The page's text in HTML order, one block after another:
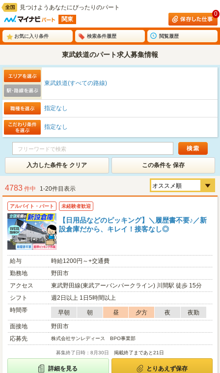
見つけようあなたにぴったりのパート
関東
0
お気に入り条件 検索条件履歴 閲覧履歴
東武鉄道のパート求人募集情報
東武鉄道(すべての路線)
指定なし
指定なし
入力した条件を クリア この条件を 保存
4783 件中 1-20件目表示
アルバイト・パート 未経験者歓迎
【日用品などのピッキング】＼履歴書不要♪／新
設倉庫だから、キレイ！接客なし◎
給与
時給1200円～+交通費
勤務地
野田市
アクセス
東武野田線(東武アーバンパークライン) 川間駅 徒歩 15分
シフト
週2日以上 1日5時間以上
時間帯
早朝 朝 昼 夕方 夜
夜勤
面接地
野田市
応募先
株式会社サンレディース BPO事業部
募集終了日時：8月30日 掲載終了まであと21日
詳細を見る とりあえず保存